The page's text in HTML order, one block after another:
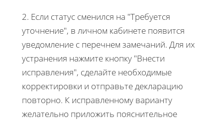
2. Если статус сменился на "Требуется
уточнение", в личном кабинете появится
уведомление с перечнем замечаний. Для их
устранения нажмите кнопку "Внести
исправления", сделайте необходимые
корректировки и отправьте декларацию
повторно. К исправленному варианту
желательно приложить пояснительное